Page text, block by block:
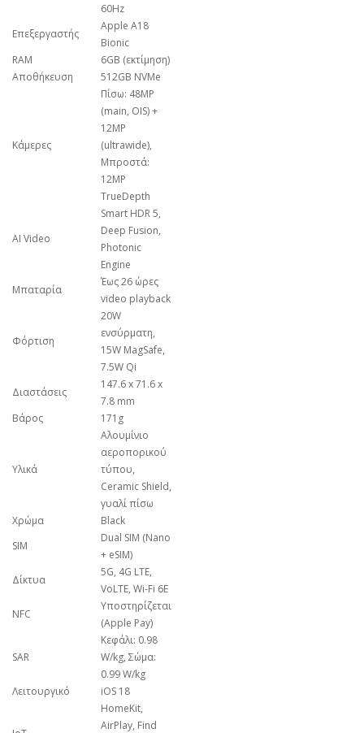
60Hz
Επεξεργαστής
Apple A18
Bionic
RAM
6GB (εκτίμηση)
Αποθήκευση
512GB NVMe
Κάμερες
Πίσω: 48MP
(main, OIS) +
12MP
(ultrawide),
Μπροστά:
12MP
TrueDepth
AI Video
Smart HDR 5,
Deep Fusion,
Photonic
Engine
Μπαταρία
Έως 26 ώρες
video playback
Φόρτιση
20W
ενσύρματη,
15W MagSafe,
7.5W Qi
Διαστάσεις
147.6 x 71.6 x
7.8 mm
Βάρος
171g
Υλικά
Αλουμίνιο
αεροπορικού
τύπου,
Ceramic Shield,
γυαλί πίσω
Χρώμα
Black
SIM
Dual SIM (Nano
+ eSIM)
Δίκτυα
5G, 4G LTE,
VoLTE, Wi-Fi 6E
NFC
Υποστηρίζεται
(Apple Pay)
SAR
Κεφάλι: 0.98
W/kg, Σώμα:
0.99 W/kg
Λειτουργικό
iOS 18
HomeKit,
AirPlay, Find